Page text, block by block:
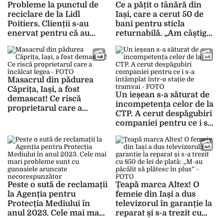
Probleme la punctul de
reciclare de la Lidl
Poitiers. Clienții s-au
enervat pentru că au
cauza defecțiunilor
aparatelor
Ce a pățit o tânără din
Iași, care a cerut 50 de
bani pentru sticla
returnabilă. „Am câștigat
supermarket” – UPDATE
Masacrul din pădurea
Căprița, Iași, a fost
demascat! Ce riscă
proprietarul care a
Un ieșean s-a săturat de
incompetența celor de la
CTP. A cerut despăgubiri
companiei pentru ce i s-a
tramvai – FOTO
Peste o sută de reclamații
la Agenția pentru
Protecția Mediului în
anul 2023. Cele mai mari
Țeapă marca Altex! O
femeie din Iași a dus
televizorul în garanție la
reparat și s-a trezit cu